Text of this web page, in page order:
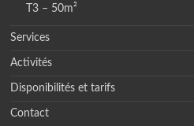
T3 – 50m²
Services
Activités
Disponibilités et tarifs
Contact